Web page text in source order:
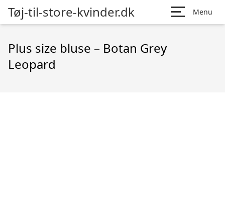
Tøj-til-store-kvinder.dk Menu
Plus size bluse – Botan Grey
Leopard